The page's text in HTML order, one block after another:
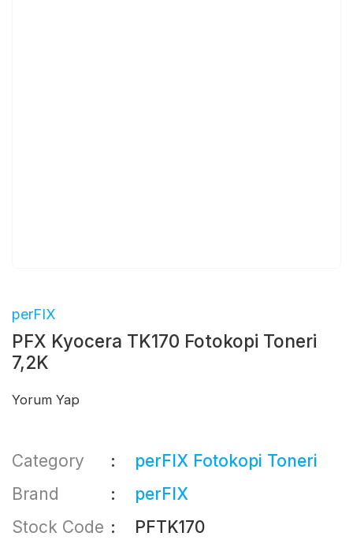
perFIX
PFX Kyocera TK170 Fotokopi Toneri
7,2K
Yorum Yap
Category
perFIX Fotokopi Toneri
Brand
perFIX
Stock Code
PFTK170